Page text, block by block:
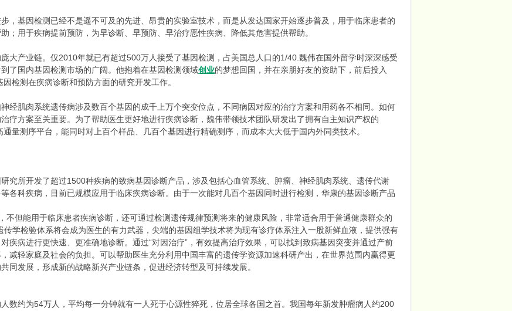
基因检测已经不是遥不可及的先进、昂贵的实验室技术，而是从发达国家开始逐步普及，用于临床患者的
；用于疾病提前预防，为早诊断、早预防、早治疗恶性疾病、降低其危害提供帮助。
产业链。仅2010年就已有超过500万人接受了基因检测，占美国总人口的1/40.魏伟在国外留学时深深感受
了国内基因检测市场的广阔。他抱着在基因检测领域创业的梦想回国，并在亲朋好友的资助下，前后投入
检测在疾病诊断和预防方面的研究开发工作。
肌肉系统遗传病涉及数百个基因的成千上万个突变位点，不同病因对应的治疗方案和用药各不相同。如何
疗方案至关重要。为了帮助医生更好地进行疾病诊断，魏伟带领技术团队研发出了拥有自主知识产权的
量测序平台，能同时对上百个样品、几百个基因进行精确测序，而成本大大低于国内外同类技术。
所开发了超过1500种疾病的致病基因诊断产品，涉及包括心血管系统、肿瘤、神经肌肉系统、遗传代谢
各科疾病，目前已规模应用于临床疾病诊断。由于一次能对几百个基因同时进行检测，华康的基因诊断产品
不但能用于临床患者疾病诊断，还可通过检测遗传规律预测将来的健康风险，非常适合用于普通健康群众的
学检验体系将会成为医生的有力武器，尖端的基因组学技术将为现有诊疗体系注入一股新鲜血液，提供强有
疾病进行更快速、更准确地诊断。通过“对因治疗”，有效提高治疗效果，可以找到致病基因突变并通过产前
减轻家庭及社会的负担。可以帮助医生充分利用中国丰富的遗传学资源加速科研产出，在世界范围内赢得更
同发展，形成新的战略新兴产业链条，促进经济转型及可持续发展。
约为54万人，平均每一分钟就有一人死于心源性猝死，位居全球各国之首。我国每年新发肿瘤病人约200